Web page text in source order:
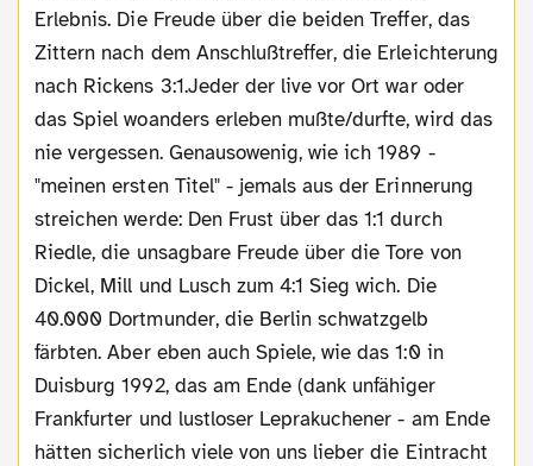
Erlebnis. Die Freude über die beiden Treffer, das
Zittern nach dem Anschlußtreffer, die Erleichterung
nach Rickens 3:1.Jeder der live vor Ort war oder
das Spiel woanders erleben mußte/durfte, wird das
nie vergessen. Genausowenig, wie ich 1989 -
"meinen ersten Titel" - jemals aus der Erinnerung
streichen werde: Den Frust über das 1:1 durch
Riedle, die unsagbare Freude über die Tore von
Dickel, Mill und Lusch zum 4:1 Sieg wich. Die
40.000 Dortmunder, die Berlin schwatzgelb
färbten. Aber eben auch Spiele, wie das 1:0 in
Duisburg 1992, das am Ende (dank unfähiger
Frankfurter und lustloser Leprakuchener - am Ende
hätten sicherlich viele von uns lieber die Eintracht